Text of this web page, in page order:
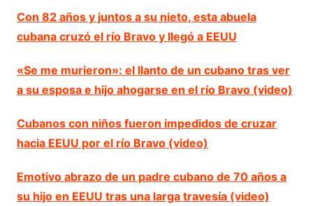
Con 82 años y juntos a su nieto, esta abuela
cubana cruzó el río Bravo y llegó a EEUU
«Se me murieron»: el llanto de un cubano tras ver
a su esposa e hijo ahogarse en el río Bravo (video)
Cubanos con niños fueron impedidos de cruzar
hacia EEUU por el río Bravo (video)
Emotivo abrazo de un padre cubano de 70 años a
su hijo en EEUU tras una larga travesía (video)